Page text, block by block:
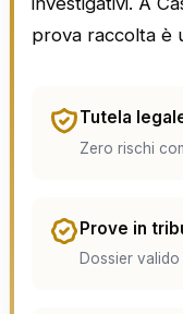
prova raccolta è
Tutela
Zero rischi
Prove in
Dossier